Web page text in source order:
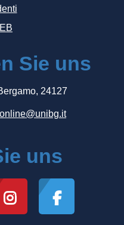
Sie uns
24127
uns